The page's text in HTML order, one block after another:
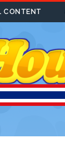
CONTENT